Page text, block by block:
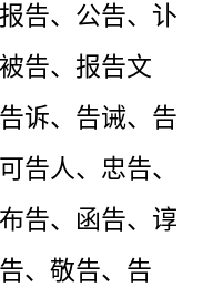
告、公告、讣
告、报告文
诉、告诫、告
告人、忠告、
告、函告、谆
、敬告、告